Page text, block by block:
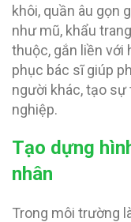
khôi, quần âu gọn
như mũ, khẩu
thuộc, gắn liền với
phục bác sĩ giúp
người khác, tạo
nghiệp.
Tạo dựng
nhân
Trong môi trường